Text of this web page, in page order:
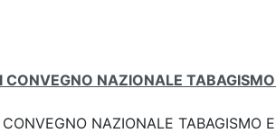
NAZIONALE
NAZIONALE TABAGISMO